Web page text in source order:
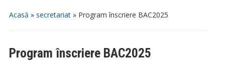
Acasă » secretariat» Program înscriere BAC2025
Program înscriere BAC2025